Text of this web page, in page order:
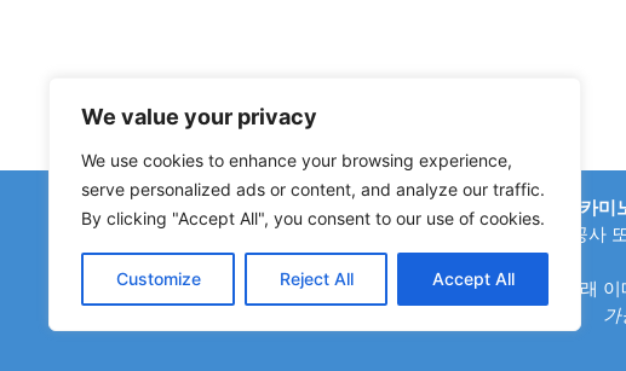
We value your privacy
We use cookies to enhance your browsing experience,
serve personalized ads or content, and analyze our traffic.
By clicking "Accept All", you consent to our use of cookies.
Customize Reject All Accept All
카미
폐쇄된 숙소, 침수 구간, 우회로, 공사
아래